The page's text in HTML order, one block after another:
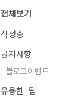
전체보기
작성중
공지사항
블로그이벤트
유용한_팁